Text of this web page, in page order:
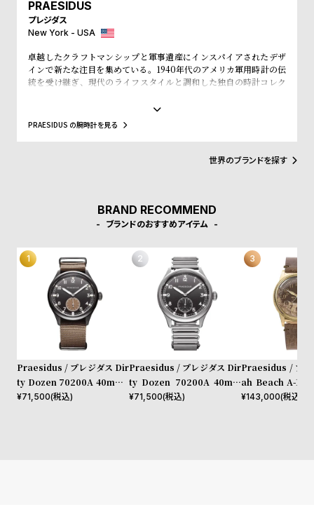
l
e
シ
ョ
返
品
PRAESIDUS
プレジダス
New York - USA
卓越したクラフトマンシップと軍事遺産にインスパイアされたデザ
インで新たな注目を集めている。1940年代のアメリカ軍用時計の伝
統を受け継ぎ、現代のライフスタイルと調和した独自の時計コレク
のアメリカ軍用時計の厳しい環境下での使用に耐えた軍用時計の堅
牢さと精度に魅了され、その設計哲学を現代に伝えるべく、ブラン
ドを立ち上げた。ヴィンテージ風のデザインを最新の時計製造技術
と融合させ、クラシックなミリタリースタイルを現代的に再解釈し
ている。各モデルには、歴史的な軍用時計の要素が取り入れられ、
に取り組んでおり、腕時計の販売の一部を退役軍人支援や軍事遺産
の保存活動に寄付することで、ブランドの時計を購入することがコ
みを通じて、エンドユーザーに対して、単なる時計ブランドを超え
た存在であることを示している。未来への展望「プレジダス」は、
過去の伝統を尊重しながらも、未来を見据えた製品開発を進めてい
PRAESIDUS の腕時計を見る
世界のブランドを探す
BRAND RECOMMEND
ブランドのおすすめアイテム
Praesidus / プレジダス Dir
ty Dozen 70200A 40mm I
P Gun - Brown Nato Stra
¥71,500(税込)
Praesidus / プレジダス Dir
ty Dozen 70200A 40mm
SST- Bonklip
¥71,500(税込)
Praesidus / プ
ah Beach A-11
own Leather
¥143,000(税込)